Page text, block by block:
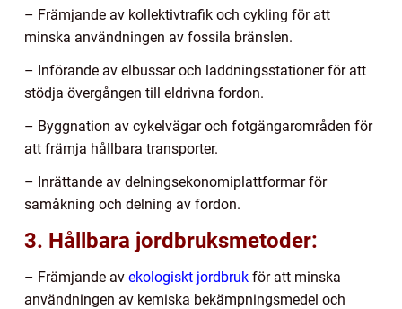
– Främjande av kollektivtrafik och cykling för att
minska användningen av fossila bränslen.
– Införande av elbussar och laddningsstationer för att
stödja övergången till eldrivna fordon.
– Byggnation av cykelvägar och fotgängarområden för
att främja hållbara transporter.
– Inrättande av delningsekonomiplattformar för
samåkning och delning av fordon.
3. Hållbara jordbruksmetoder:
– Främjande av ekologiskt jordbruk för att minska
användningen av kemiska bekämpningsmedel och